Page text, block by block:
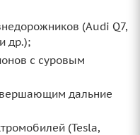
(Audi Q7,
др.);
с суровым
дальние
(Tesla,